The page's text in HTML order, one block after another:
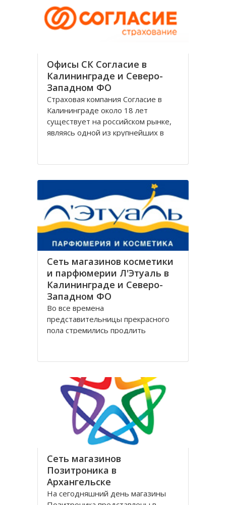
страховую группу
Офисы СК Согласие в
Калининграде и Северо-
Западном ФО
Страховая компания Согласие в
Калининграде около 18 лет
существует на российском рынке,
являясь одной из крупнейших в
только с лучшей стороны.
широко разветвлённую сеть
филиалов, которая охватывает
Сеть магазинов косметики
и парфюмерии Л'Этуаль в
Калининграде и Северо-
Западном ФО
Во все времена
представительницы прекрасного
пола стремились продлить
Женщины прилагали массу усилий
для достижения цели. Но это уже в
прошлом! Сегодня, благодаря
колоссальным достижениям в
области косметологии, ухаживать
за лицом и телом стало
Сеть магазинов
Позитроника в
Архангельске
На сегодняшний день магазины